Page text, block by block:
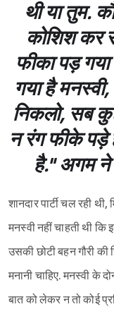
थी या तुम.
कोशिश कर
फीका पड़ गया
गया है
निकलो, सब
न रंग फीके पड़े
है." अगम ने
शानदार पार्टी चल रही
मनस्वी नहीं चाहती थी
उसकी छोटी बहन गौरी की
मनानी चाहिए. मनस्वी के
बात को लेकर न तो कोई